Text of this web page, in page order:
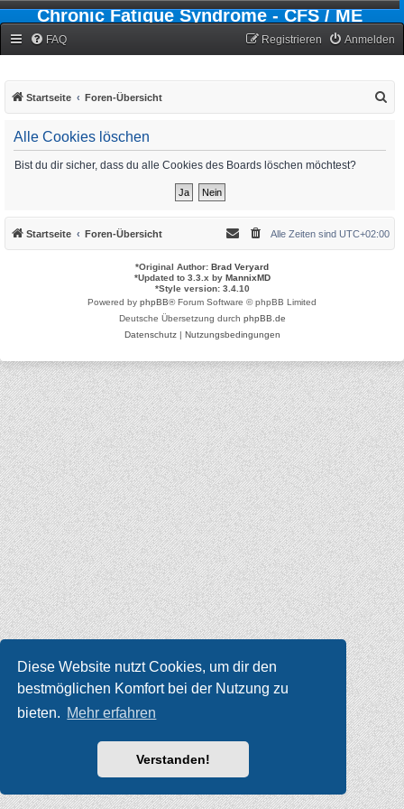
Diese Website nutzt Cookies, um dir den
bestmöglichen Komfort bei der Nutzung zu
bieten. Mehr erfahren
Verstanden!
Chronic Fatigue Syndrome - CFS / ME
FAQ Anmelden
Registrieren
Startseite Foren-Übersicht
Alle Cookies löschen
Bist du dir sicher, dass du alle Cookies des Boards löschen möchtest?
Startseite Foren-Übersicht Alle Zeiten sind UTC+02:00
*Original Author: Brad Veryard
*Updated to 3.3.x by MannixMD
*Style version: 3.4.10
Powered by phpBB® Forum Software © phpBB Limited
Deutsche Übersetzung durch phpBB.de
Datenschutz| Nutzungsbedingungen